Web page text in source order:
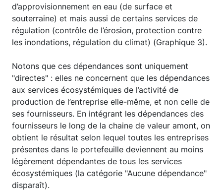
d’approvisionnement en eau (de surface et
souterraine) et mais aussi de certains services de
régulation (contrôle de l’érosion, protection contre
les inondations, régulation du climat) (Graphique 3).
Notons que ces dépendances sont uniquement
"directes" : elles ne concernent que les dépendances
aux services écosystémiques de l’activité de
production de l’entreprise elle-même, et non celle de
ses fournisseurs. En intégrant les dépendances des
fournisseurs le long de la chaine de valeur amont, on
obtient le résultat selon lequel toutes les entreprises
présentes dans le portefeuille deviennent au moins
légèrement dépendantes de tous les services
écosystémiques (la catégorie "Aucune dépendance"
disparaît).